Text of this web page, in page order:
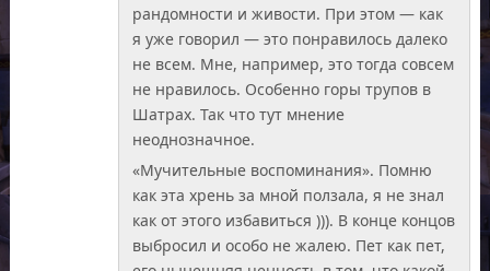
рандомности и живости. При этом — как
я уже говорил — это понравилось далеко
не всем. Мне, например, это тогда совсем
не нравилось. Особенно горы трупов в
Шатрах. Так что тут мнение
неоднозначное.
«Мучительные воспоминания». Помню
как эта хрень за мной ползала, я не знал
как от этого избавиться ))). В конце концов
выбросил и особо не жалею. Пет как пет,